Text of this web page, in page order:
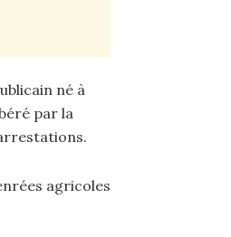
né à
par la
agricoles